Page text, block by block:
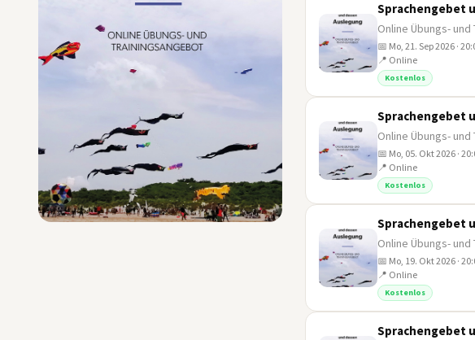
Sprachengebet
Online Übungs-
📅 Mo, 21. Sep 2026 ·
📍 Online
Kostenlos
Sprachengebet
Online Übungs-
📅 Mo, 05. Okt 2026 ·
📍 Online
Kostenlos
Sprachengebet
Online Übungs-
📅 Mo, 19. Okt 2026 ·
📍 Online
Kostenlos
Sprachengebet